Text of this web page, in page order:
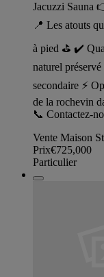
Jacuzzi Sauna
📍 Les atouts
à pied ⛳ ✔️
naturel
secondaire ⚡
de la rochevin
📞 Contactez-
Vente Maison
Prix€725,000
Particulier